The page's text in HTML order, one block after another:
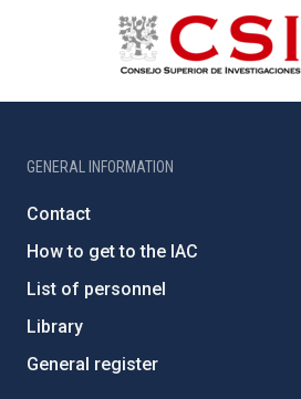
GENERAL INFORMATION
Contact
How to get to the IAC
List of personnel
Library
General register